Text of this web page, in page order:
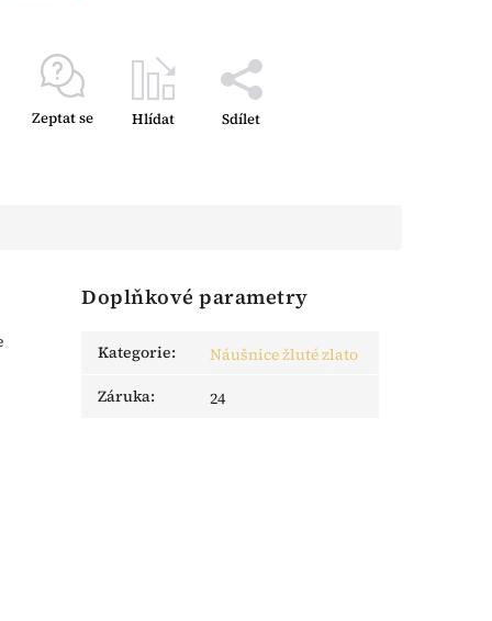
Zeptat se Hlídat Sdílet
Doplňkové parametry
Kategorie:
Náušnice žluté zlato
Záruka: 24